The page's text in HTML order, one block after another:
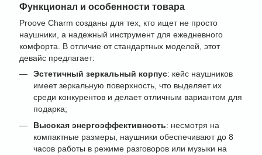
Функционал и особенности товара
Proove Charm созданы для тех, кто ищет не просто
наушники, а надежный инструмент для ежедневного
комфорта. В отличие от стандартных моделей, этот
девайс предлагает:
Эстетичный зеркальный корпус: кейс наушников
имеет зеркальную поверхность, что выделяет их
среди конкурентов и делает отличным вариантом для
подарка;
Высокая энергоэффективность: несмотря на
компактные размеры, наушники обеспечивают до 8
часов работы в режиме разговоров или музыки на